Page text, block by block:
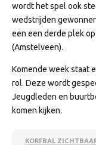
wordt het spel ook
wedstrijden
een een derde plek
(Amstelveen).
Komende week staat
rol. Deze wordt
Jeugdleden en
komen kijken.
KORFBAL